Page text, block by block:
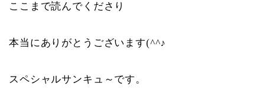
ここまで読んでくださり
本当にありがとうございます(^^♪
スペシャルサンキュ～です。